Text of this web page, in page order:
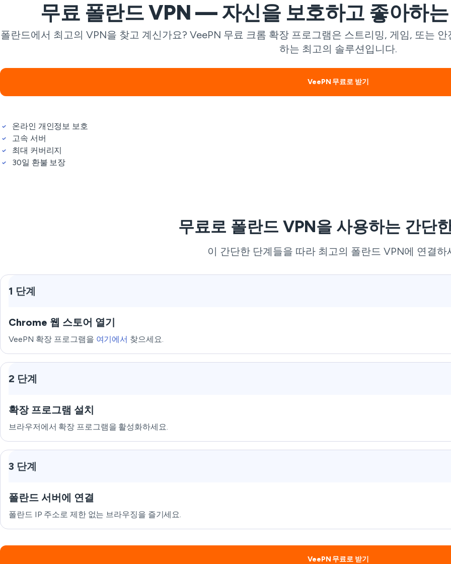
무료 폴란드 VPN — 자신을 보호하고 좋아하
폴란드에서 최고의 VPN을 찾고 계신가요? VeePN 무료 크롬 확장 프로그램은 스트리밍, 게임, 또는
하는 최고의 솔루션입니다.
VeePN 무료로 받기
온라인 개인정보 보호
고속 서버
최대 커버리지
30일 환불 보장
무료로 폴란드 VPN을 사용하는 간단
이 간단한 단계들을 따라 최고의 폴란드 VPN에 연결하
1 단계
Chrome 웹 스토어 열기
VeePN 확장 프로그램을 여기에서 찾으세요.
2 단계
확장 프로그램 설치
브라우저에서 확장 프로그램을 활성화하세요.
3 단계
폴란드 서버에 연결
폴란드 IP 주소로 제한 없는 브라우징을 즐기세요.
VeePN 무료로 받기